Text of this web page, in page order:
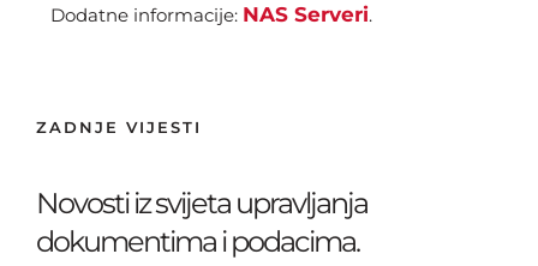
Dodatne informacije: NAS Serveri.
ZADNJE VIJESTI
Novosti iz svijeta upravljanja
dokumentima i podacima.